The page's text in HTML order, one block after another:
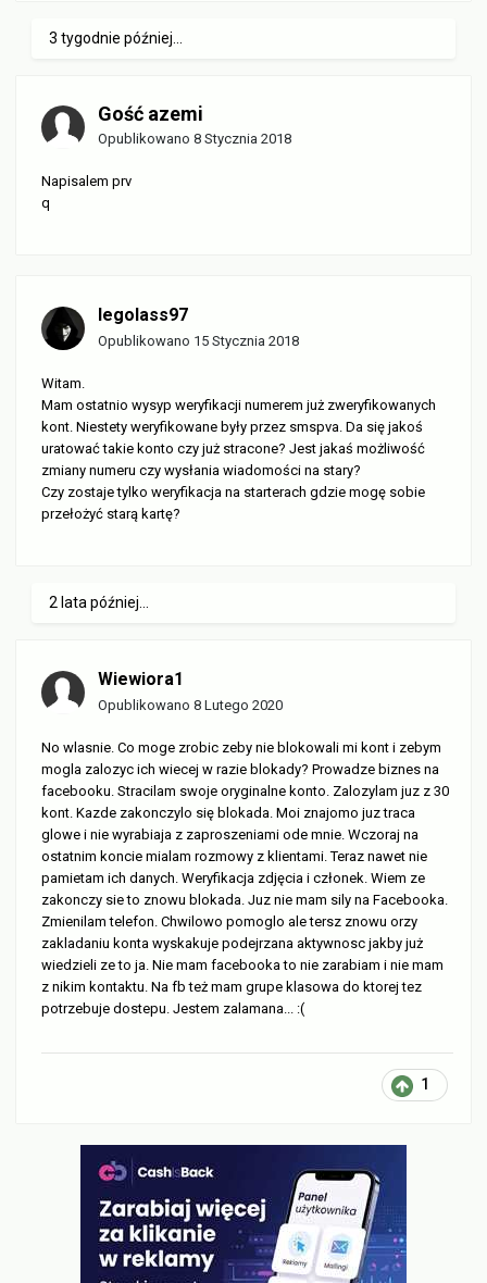
3 tygodnie później...
Gość azemi
Opublikowano 8 Stycznia 2018
Napisalem prv
q
legolass97
Opublikowano 15 Stycznia 2018
Witam.
Mam ostatnio wysyp weryfikacji numerem już zweryfikowanych
kont. Niestety weryfikowane były przez smspva. Da się jakoś
uratować takie konto czy już stracone? Jest jakaś możliwość
zmiany numeru czy wysłania wiadomości na stary?
Czy zostaje tylko weryfikacja na starterach gdzie mogę sobie
przełożyć starą kartę?
2 lata później...
Wiewiora1
Opublikowano 8 Lutego 2020
No wlasnie. Co moge zrobic zeby nie blokowali mi kont i zebym
mogla zalozyc ich wiecej w razie blokady? Prowadze biznes na
facebooku. Stracilam swoje oryginalne konto. Zalozylam juz z 30
kont. Kazde zakonczylo się blokada. Moi znajomo juz traca
glowe i nie wyrabiaja z zaproszeniami ode mnie. Wczoraj na
ostatnim koncie mialam rozmowy z klientami. Teraz nawet nie
pamietam ich danych. Weryfikacja zdjęcia i członek. Wiem ze
zakonczy sie to znowu blokada. Juz nie mam sily na Facebooka.
Zmienilam telefon. Chwilowo pomoglo ale tersz znowu orzy
zakladaniu konta wyskakuje podejrzana aktywnosc jakby już
wiedzieli ze to ja. Nie mam facebooka to nie zarabiam i nie mam
z nikim kontaktu. Na fb też mam grupe klasowa do ktorej tez
potrzebuje dostepu. Jestem zalamana... :(
1